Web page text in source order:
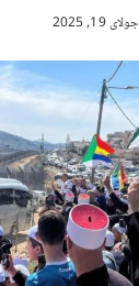
جولای 19, 2025